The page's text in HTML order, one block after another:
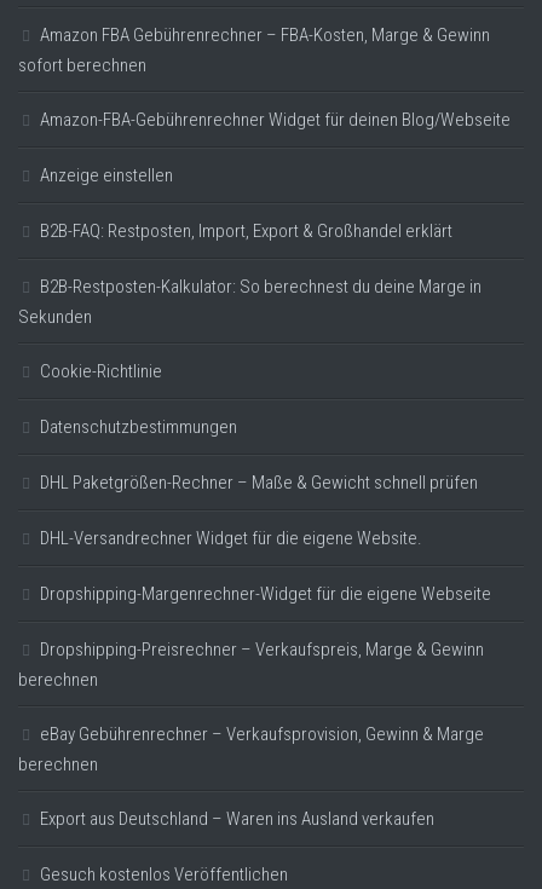
Amazon FBA Gebührenrechner – FBA-Kosten, Marge & Gewinn
sofort berechnen
Amazon-FBA-Gebührenrechner Widget für deinen Blog/Webseite
Anzeige einstellen
B2B-FAQ: Restposten, Import, Export & Großhandel erklärt
B2B-Restposten-Kalkulator: So berechnest du deine Marge in
Sekunden
Cookie-Richtlinie
Datenschutzbestimmungen
DHL Paketgrößen-Rechner – Maße & Gewicht schnell prüfen
DHL-Versandrechner Widget für die eigene Website.
Dropshipping-Margenrechner-Widget für die eigene Webseite
Dropshipping-Preisrechner – Verkaufspreis, Marge & Gewinn
berechnen
eBay Gebührenrechner – Verkaufsprovision, Gewinn & Marge
berechnen
Export aus Deutschland – Waren ins Ausland verkaufen
Gesuch kostenlos Veröffentlichen